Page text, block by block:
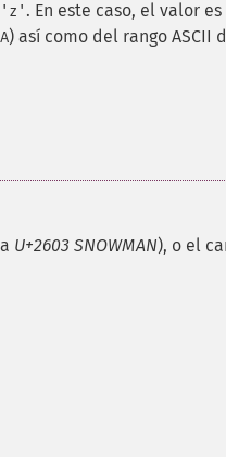
'z' . En este caso, el valor es
) así como del rango ASCII
U+2603 SNOWMAN), o el